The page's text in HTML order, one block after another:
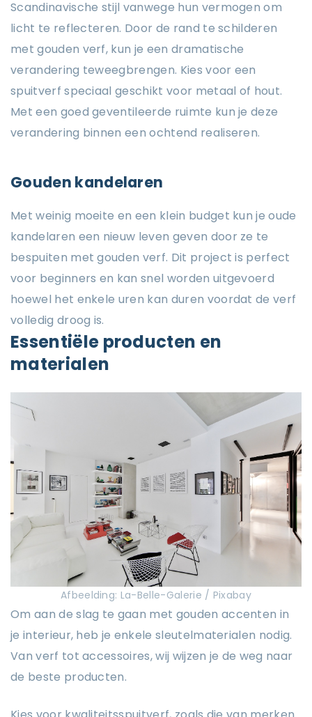
Scandinavische stijl vanwege hun vermogen om
licht te reflecteren. Door de rand te schilderen
met gouden verf, kun je een dramatische
verandering teweegbrengen. Kies voor een
spuitverf speciaal geschikt voor metaal of hout.
Met een goed geventileerde ruimte kun je deze
verandering binnen een ochtend realiseren.
Gouden kandelaren
Met weinig moeite en een klein budget kun je oude
kandelaren een nieuw leven geven door ze te
bespuiten met gouden verf. Dit project is perfect
voor beginners en kan snel worden uitgevoerd
hoewel het enkele uren kan duren voordat de verf
volledig droog is.
Essentiële producten en
materialen
Afbeelding: La-Belle-Galerie / Pixabay
Om aan de slag te gaan met gouden accenten in
je interieur, heb je enkele sleutelmaterialen nodig.
Van verf tot accessoires, wij wijzen je de weg naar
de beste producten.